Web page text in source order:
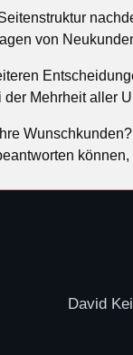
von
Mehrheit aller
David